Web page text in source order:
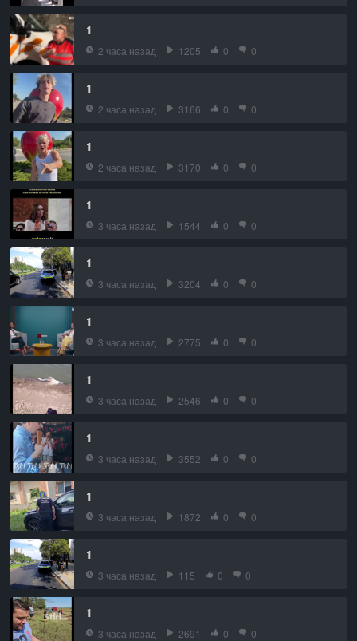
1
2 часа назад 1205 0 0
1
2 часа назад 3166 0 0
1
2 часа назад 3170 0 0
1
3 часа назад 1544 0 0
1
3 часа назад 3204 0 0
1
3 часа назад 2775 0 0
1
3 часа назад 2546 0 0
1
3 часа назад 3552 0 0
1
3 часа назад 1872 0 0
1
3 часа назад 115 0 0
1
3 часа назад 2691 0 0